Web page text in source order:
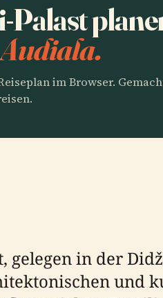
im Browser.
gelegen in der
und